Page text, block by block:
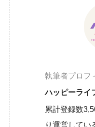
執筆者プロフ
ハッピーライ
累計登録数
り運営してい